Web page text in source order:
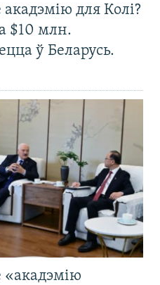
для Колі?
$10 млн.
ў Беларусь.
«акадэмію